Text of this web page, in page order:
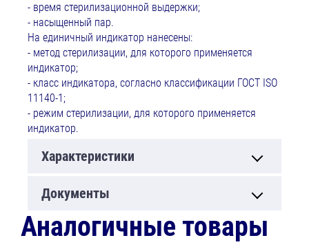
- время стерилизационной выдержки;
- насыщенный пар.
На единичный индикатор нанесены:
- метод стерилизации, для которого применяется
индикатор;
- класс индикатора, согласно классификации ГОСТ ISO
11140-1;
- режим стерилизации, для которого применяется
индикатор.
Характеристики
Документы
Аналогичные товары